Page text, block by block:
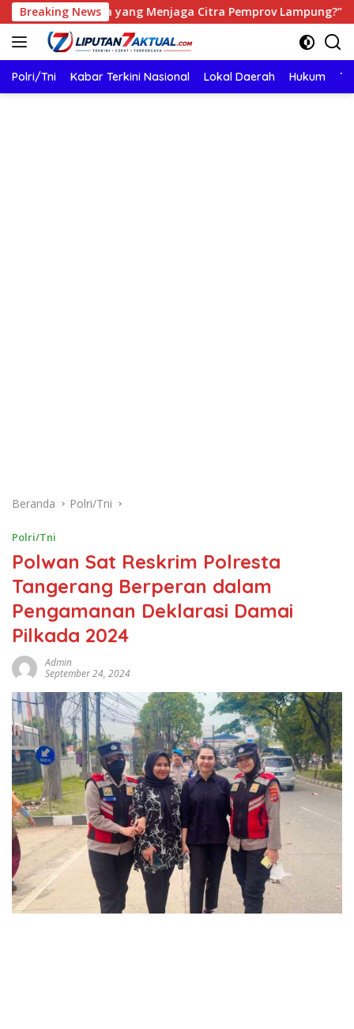
Langsung
ke
konten
Breaking News
Siapa yang Menjaga Citra Pemprov Lampung?”.
Polri/Tni Kabar Terkini Nasional Lokal Daerah Hukum
Beranda Polri/Tni
Polri/Tni
Polwan Sat Reskrim Polresta
Tangerang Berperan dalam
Pengamanan Deklarasi Damai
Pilkada 2024
Admin
September 24, 2024